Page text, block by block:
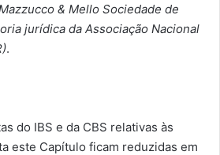
& Mello Sociedade de
jurídica da Associação Nacional
.
do IBS e da CBS relativas às
este Capítulo ficam reduzidas em